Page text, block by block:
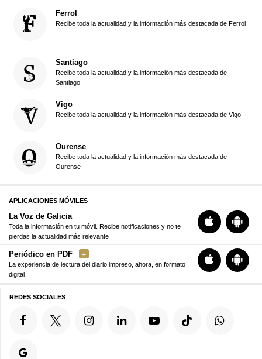
Ferrol
Recibe toda la actualidad y la información más destacada de Ferrol
Santiago
Recibe toda la actualidad y la información más destacada de
Santiago
Vigo
Recibe toda la actualidad y la información más destacada de Vigo
Ourense
Recibe toda la actualidad y la información más destacada de
Ourense
APLICACIONES MÓVILES
La Voz de Galicia
Toda la información en tu móvil. Recibe notificaciones y no te
pierdas la actualidad más relevante
Periódico en PDF
La experiencia de lectura del diario impreso, ahora, en formato
digital
REDES SOCIALES